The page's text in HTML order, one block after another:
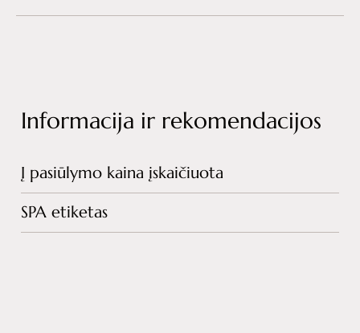
Į pasiūlymo kaina įskaičiuota
SPA etiketas
Informacija ir rekomendacijos